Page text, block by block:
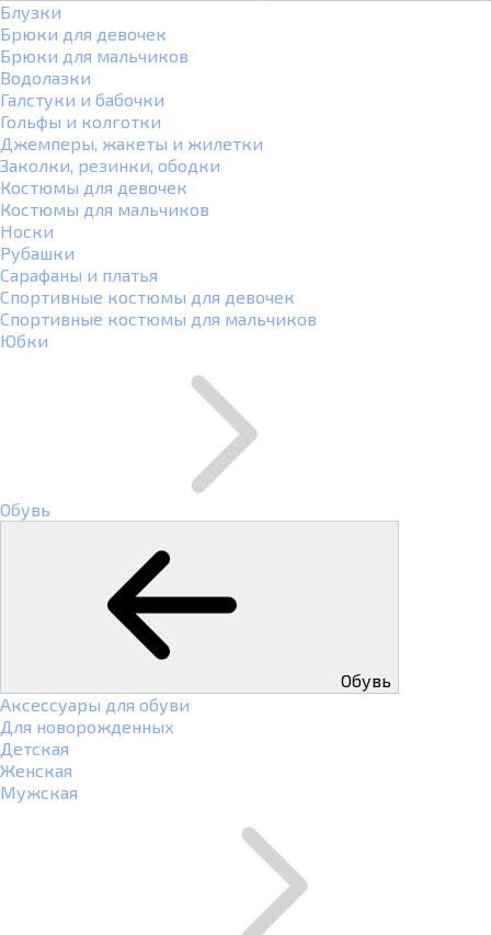
Блузки
Брюки для девочек
Брюки для мальчиков
Водолазки
Галстуки и бабочки
Гольфы и колготки
Джемперы, жакеты и жилетки
Заколки, резинки, ободки
Костюмы для девочек
Костюмы для мальчиков
Носки
Рубашки
Сарафаны и платья
Спортивные костюмы для девочек
Спортивные костюмы для мальчиков
Юбки
Обувь
Обувь
Аксессуары для обуви
Для новорожденных
Детская
Женская
Мужская